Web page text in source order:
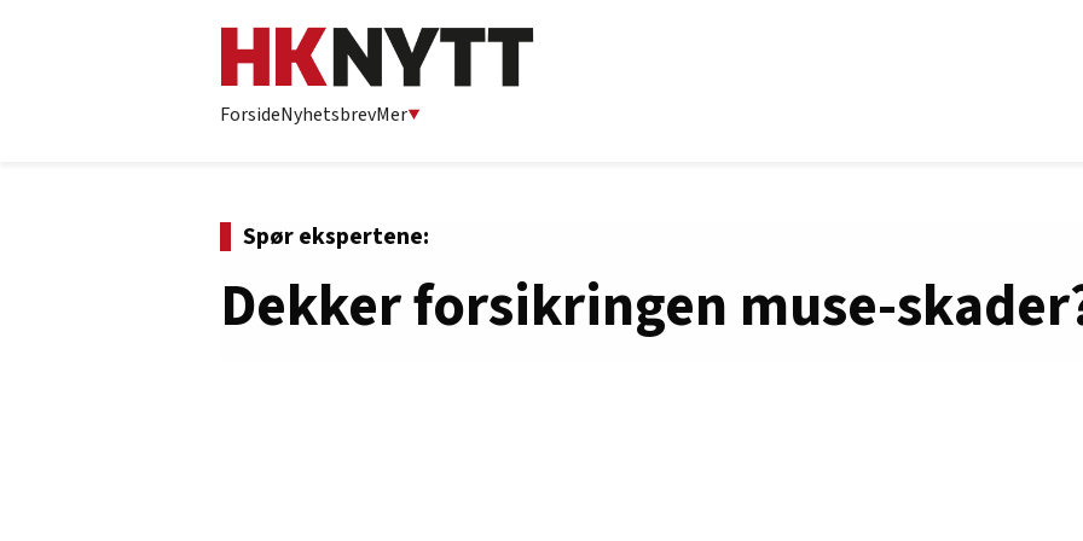
ForsideNyhetsbrevMer
Spør ekspertene:
Dekker forsikringen muse-